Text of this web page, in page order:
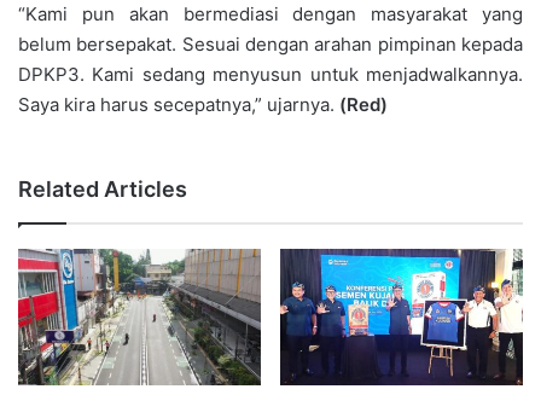
“Kami pun akan bermediasi dengan masyarakat yang
belum bersepakat. Sesuai dengan arahan pimpinan kepada
DPKP3. Kami sedang menyusun untuk menjadwalkannya.
Saya kira harus secepatnya,” ujarnya. (Red)
Related Articles